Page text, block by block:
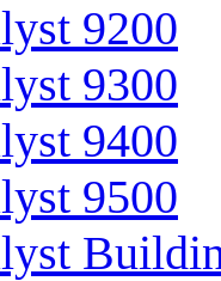
9200
9300
9400
9500